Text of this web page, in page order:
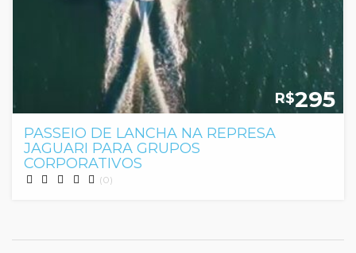
R$295
PASSEIO DE LANCHA NA REPRESA
JAGUARI PARA GRUPOS
CORPORATIVOS
(0)